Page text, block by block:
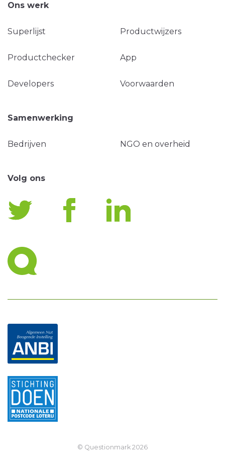
Ons werk
Superlijst Productwijzers
Productchecker App
Developers Voorwaarden
Samenwerking
Bedrijven NGO en overheid
Volg ons
© Questionmark 2026